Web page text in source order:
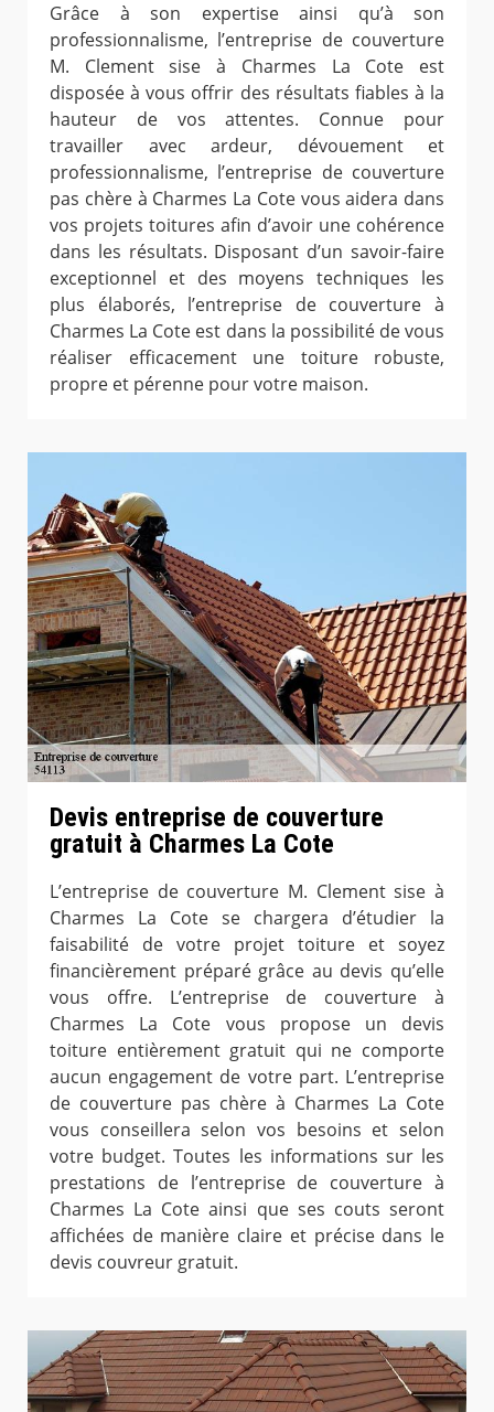
Grâce à son expertise ainsi qu’à son
professionnalisme, l’entreprise de couverture
M. Clement sise à Charmes La Cote est
disposée à vous offrir des résultats fiables à la
hauteur de vos attentes. Connue pour
travailler avec ardeur, dévouement et
professionnalisme, l’entreprise de couverture
pas chère à Charmes La Cote vous aidera dans
vos projets toitures afin d’avoir une cohérence
dans les résultats. Disposant d’un savoir-faire
exceptionnel et des moyens techniques les
plus élaborés, l’entreprise de couverture à
Charmes La Cote est dans la possibilité de vous
réaliser efficacement une toiture robuste,
propre et pérenne pour votre maison.
Devis entreprise de couverture
gratuit à Charmes La Cote
L’entreprise de couverture M. Clement sise à
Charmes La Cote se chargera d’étudier la
faisabilité de votre projet toiture et soyez
financièrement préparé grâce au devis qu’elle
vous offre. L’entreprise de couverture à
Charmes La Cote vous propose un devis
toiture entièrement gratuit qui ne comporte
aucun engagement de votre part. L’entreprise
de couverture pas chère à Charmes La Cote
vous conseillera selon vos besoins et selon
votre budget. Toutes les informations sur les
prestations de l’entreprise de couverture à
Charmes La Cote ainsi que ses couts seront
affichées de manière claire et précise dans le
devis couvreur gratuit.